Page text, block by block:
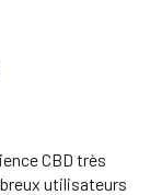
CBD très
utilisateurs